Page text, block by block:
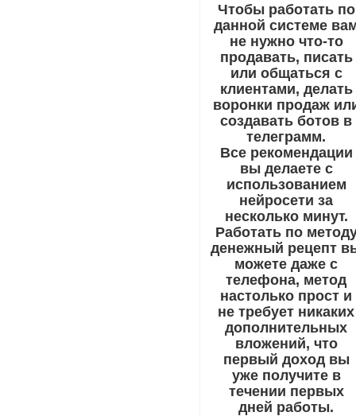
Чтобы работать по
данной системе
не нужно что-то
продавать, писать
или общаться с
клиентами, делать
воронки продаж
создавать ботов в
телеграмм.
Все рекомендации
вы делаете с
использованием
нейросети за
несколько минут.
Работать по
денежный рецепт
можете даже с
телефона, метод
настолько прост и
не требует никаких
дополнительных
вложений, что
первый доход вы
уже получите в
течении первых
дней работы.